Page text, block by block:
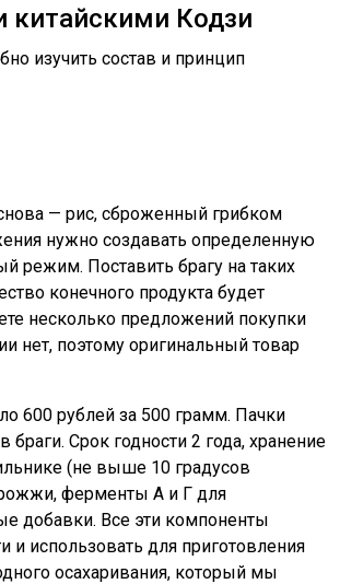
китайскими Кодзи
изучить состав и принцип
— рис, сброженный грибком
нужно создавать определенную
режим. Поставить брагу на таких
конечного продукта будет
несколько предложений покупки
нет, поэтому оригинальный товар
600 рублей за 500 грамм. Пачки
Срок годности 2 года, хранение
(не выше 10 градусов
ферменты А и Г для
добавки. Все эти компоненты
и использовать для приготовления
осахаривания, который мы